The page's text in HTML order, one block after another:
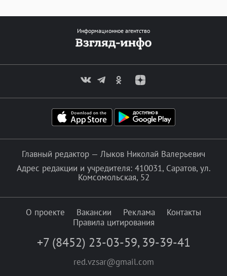
Информационное агентство
Главный редактор — Лыков Николай Валерьевич
Адрес редакции и учредителя: 410031, Саратов, ул.
Комсомольская, 52
О проекте Вакансии Реклама
Контакты
Правила цитирования
+7 (8452) 23-03-59, 39-39-41
red.vzsar@gmail.com